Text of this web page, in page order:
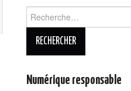
Numérique responsable